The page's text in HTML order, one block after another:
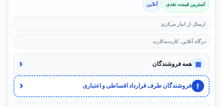
کمترین قیمت نقدی آنلاین
ارسال از انبار مرکزی
درگاه آنلاین، کارت‌به‌کارت
▦ همه فروشندگان ‹
! فروشندگان طرف قرارداد اقساطی و اعتباری ‹